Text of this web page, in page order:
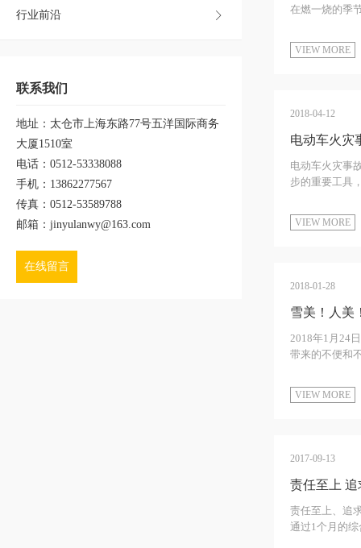
在燃一烧的季
VIEW MORE
2018-04-12
电动车火灾
电动车火灾事
步的重要工具
VIEW MORE
2018-01-28
雪美！人美
2018年1月24
带来的不便和
VIEW MORE
2017-09-13
责任至上 追
责任至上、追
通过1个月的
行业前沿
联系我们
地址：太仓市上海东路77号五洋国际商务
大厦1510室
电话：0512-53338088
手机：13862277567
传真：0512-53589788
邮箱：jinyulanwy@163.com
在线留言